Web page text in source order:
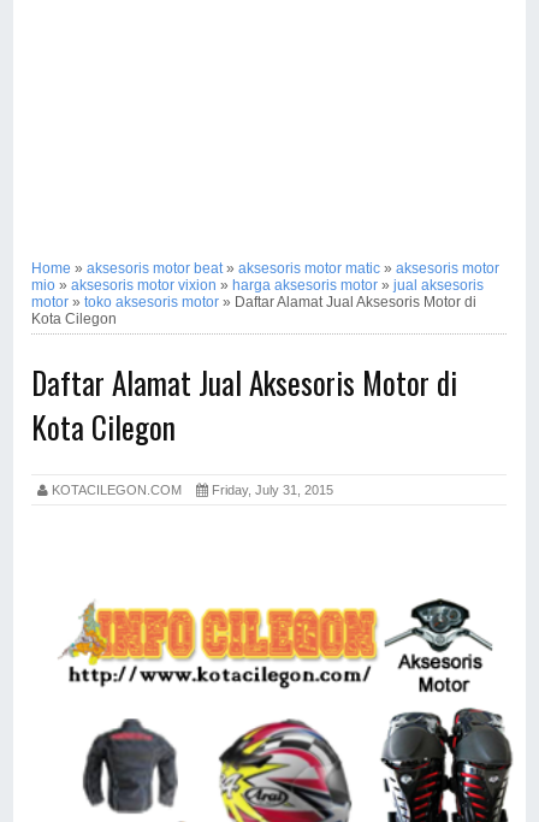
Home »aksesoris motor beat»aksesoris motor matic »aksesoris motor
mio »aksesoris motor vixion » harga aksesoris motor »jual aksesoris
motor »toko aksesoris motor » Daftar Alamat Jual Aksesoris Motor di
Kota Cilegon
Daftar Alamat Jual Aksesoris Motor di
Kota Cilegon
KOTACILEGON.COM Friday, July 31, 2015